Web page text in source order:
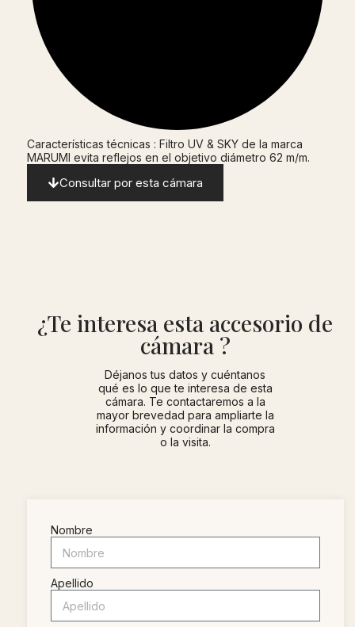
Características técnicas : Filtro UV & SKY de la marca
MARUMI evita reflejos en el objetivo diámetro 62 m/m.
Consultar por esta cámara
¿Te interesa esta accesorio de
cámara ?
Déjanos tus datos y cuéntanos
qué es lo que te interesa de esta
cámara. Te contactaremos a la
mayor brevedad para ampliarte la
información y coordinar la compra
o la visita.
Nombre
Apellido